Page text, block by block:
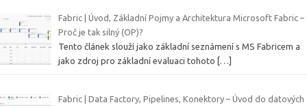
Fabric | Úvod, Základní Pojmy a Architektura Microsoft Fabric –
Proč je tak silný (OP)?
Tento článek slouží jako základní seznámení s MS Fabricem a
jako zdroj pro základní evaluaci tohoto […]
Fabric | Data Factory, Pipelines, Konektory – Úvod do datových